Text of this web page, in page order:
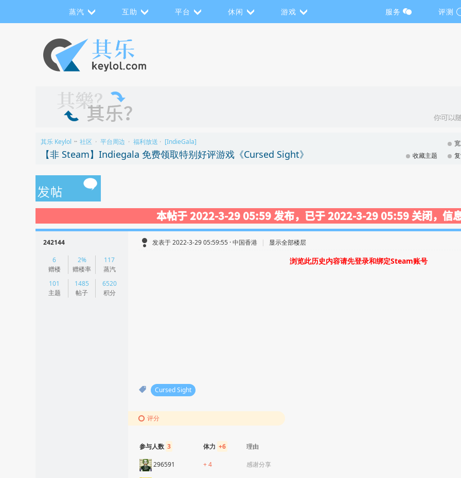
蒸汽 互助 平台 休闲 游戏 服务 评测
其乐 Keylol >> 社区 › 平台周边 › 福利放送 › [IndieGala]
【非 Steam】Indiegala 免费领取特别好评游戏《Cursed Sight》
收藏主题
本帖于 2022-3-29 05:59 发布，已于 2022-3-29 05:59 关闭，信
242144
6
赠楼
2%
赠楼率
117
蒸汽
101
主题
1485
帖子
6520
积分
发表于 2022-3-29 05:59:55 · 中国香港 |
显示全部楼层
浏览此历史内容请先登录和绑定Steam账号
Cursed Sight
评分
参与人数 3 体力 +6 理由
296591 + 4 感谢分享